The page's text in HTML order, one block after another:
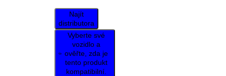
Najít
distributora
Vyberte své
vozidlo a
ověřte, zda je
tento produkt
kompatibilní.